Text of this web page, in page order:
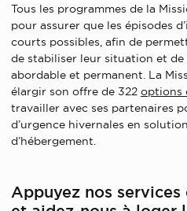
Tous les programmes de la
pour assurer que les épisodes
courts possibles, afin de
de stabiliser leur situation et
abordable et permanent. La
élargir son offre de 322 options
travailler avec ses partenaires
d’urgence hivernales en
d’hébergement.
Appuyez nos services